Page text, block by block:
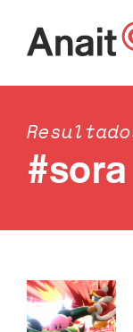
#sora